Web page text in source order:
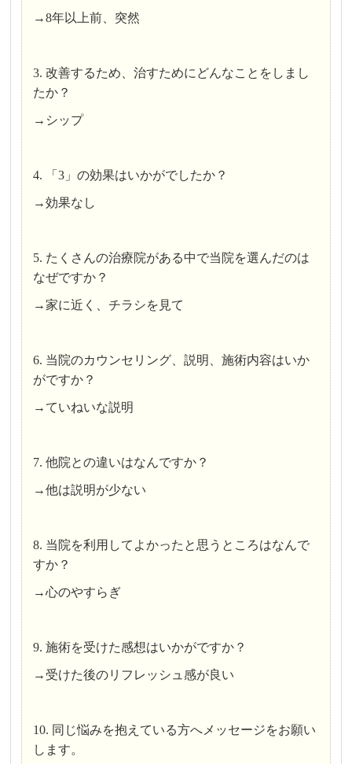
→8年以上前、突然
3. 改善するため、治すためにどんなことをしまし
たか？
→シップ
4. 「3」の効果はいかがでしたか？
→効果なし
5. たくさんの治療院がある中で当院を選んだのは
なぜですか？
→家に近く、チラシを見て
6. 当院のカウンセリング、説明、施術内容はいか
がですか？
→ていねいな説明
7. 他院との違いはなんですか？
→他は説明が少ない
8. 当院を利用してよかったと思うところはなんで
すか？
→心のやすらぎ
9. 施術を受けた感想はいかがですか？
→受けた後のリフレッシュ感が良い
10. 同じ悩みを抱えている方へメッセージをお願い
します。